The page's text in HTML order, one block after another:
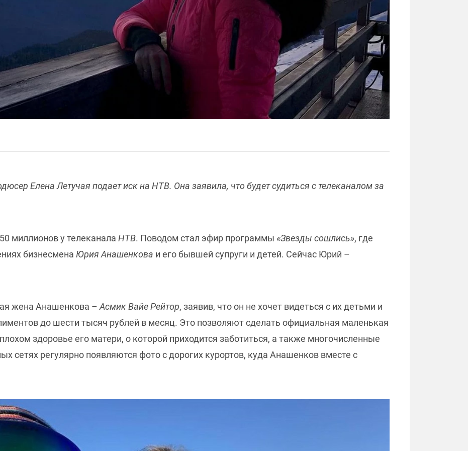
Елена Летучая подает иск на НТВ. Она заявила, что будет судиться с телеканалом за
миллионов у телеканала НТВ. Поводом стал эфир программы «Звезды сошлись», где
бизнесмена Юрия Анашенкова и его бывшей супруги и детей. Сейчас Юрий –
жена Анашенкова – Асмик Вайе Рейтор, заявив, что он не хочет видеться с их детьми и
до шести тысяч рублей в месяц. Это позволяют сделать официальная маленькая
здоровье его матери, о которой приходится заботиться, а также многочисленные
сетях регулярно появляются фото с дорогих курортов, куда Анашенков вместе с